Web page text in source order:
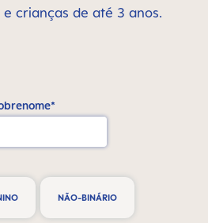
crianças de até 3 anos.
NÃO-BINÁRIO